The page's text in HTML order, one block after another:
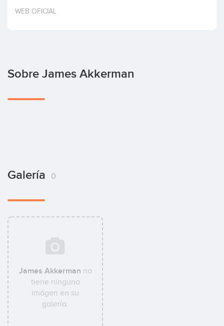
Invertir
WEB OFICIAL
Sobre James Akkerman
Galería 0
James Akkerman no
tiene ninguna
imágen en su
galería.